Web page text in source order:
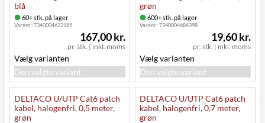
blå
60+ stk. på lager
Varenr.:7340004622185
pr. stk. | inkl. moms
167,00 kr.
Vælg varianten
Den valgte variant
grøn
600+ stk. på lager
Varenr.:7340004684398
pr. stk. | inkl. moms
19,60 kr.
Vælg varianten
Den valgte variant
DELTACO U/UTP Cat6 patch
kabel, halogenfri, 0,5 meter,
grøn
DELTACO U/UTP Cat6 patch
kabel, halogenfri, 0,7 meter,
grøn